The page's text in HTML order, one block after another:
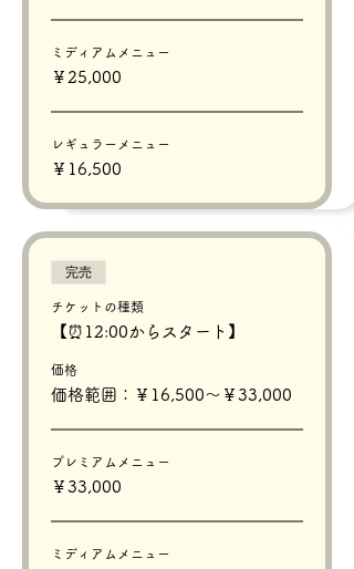
ミディアムメニュー
￥25,000
レギュラーメニュー
￥16,500
完売
チケットの種類
【⏰12:00からスタート】
価格
価格範囲：￥16,500〜￥33,000
プレミアムメニュー
￥33,000
ミディアムメニュー